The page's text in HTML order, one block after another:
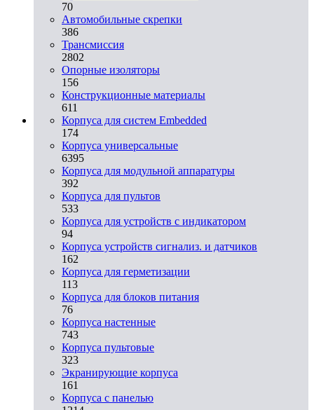
70
Автомобильные скрепки
386
Трансмиссия
2802
Опорные изоляторы
156
Конструкционные материалы
611
Корпуса для систем Embedded
174
Корпуса универсальные
6395
Корпуса для модульной аппаратуры
392
Корпуса для пультов
533
Корпуса для устройств с индикатором
94
Корпуса устройств сигнализ. и датчиков
162
Корпуса для герметизации
113
Корпуса для блоков питания
76
Корпуса настенные
743
Корпуса пультовые
323
Экранирующие корпуса
161
Корпуса с панелью